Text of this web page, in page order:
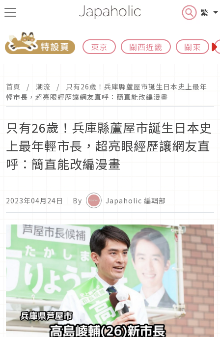
繁
東京 關西近畿 關東
首頁 潮流
只有26歲！兵庫縣蘆屋市誕生日本史上最年
輕市長，超亮眼經歷讓網友直呼：簡直能改編漫畫
只有26歲！兵庫縣蘆屋市誕生日本史
上最年輕市長，超亮眼經歷讓網友直
呼：簡直能改編漫畫
2023年04月24日 ｜ By Japaholic 編輯部